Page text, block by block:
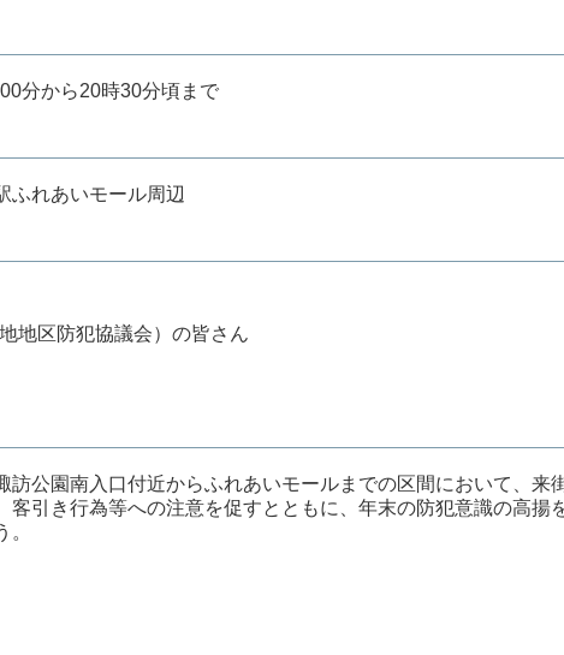
分から20時30分頃まで
ふれあいモール周辺
地区防犯協議会）の皆さん
訪公園南入口付近からふれあいモールまでの区間において、来
客引き行為等への注意を促すとともに、年末の防犯意識の高揚